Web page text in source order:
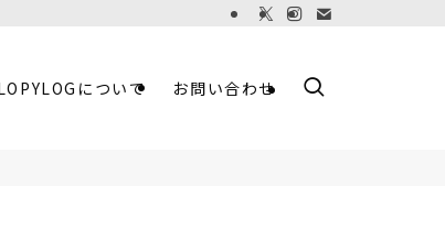
について お問い合わせ